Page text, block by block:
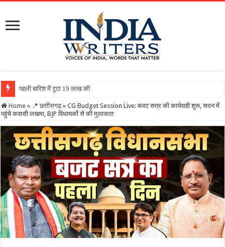
पहली बारिश में टूटा 19 लाख की लागत से बना रिटर्निंग वॉल, ग्रा
Home » 📍 छत्तीसगढ़ » CG Budget Session Live: बजट सत्र की कार्यवाही शुरू, सदन में
पहुंचे कवासी लखमा, BJP विधायकों से की मुलाकात